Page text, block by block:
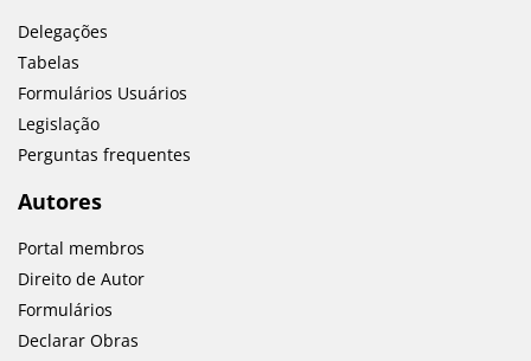
Delegações
Tabelas
Formulários Usuários
Legislação
Perguntas frequentes
Autores
Portal membros
Direito de Autor
Formulários
Declarar Obras